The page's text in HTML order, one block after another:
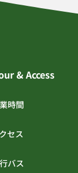
& Access
時間
セス
バス